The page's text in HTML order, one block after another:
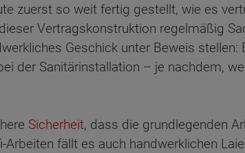
zuerst so weit fertig gestellt, wie es
Vertragskonstruktion regelmäßig
Geschick unter Beweis stellen:
der Sanitärinstallation – je nachdem,
Sicherheit, dass die grundlegenden
fällt es auch handwerklichen
suchen?